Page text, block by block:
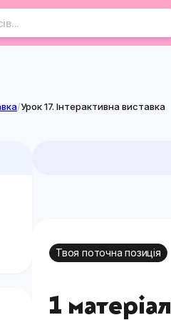
/Урок 17. Інтерактивна виставка
Твоя поточна позиція
1 матеріал